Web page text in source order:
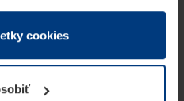
cookies ukladať na Vašom
všetky ostatné typy cookie
Vaše povolenie môžete
cookies